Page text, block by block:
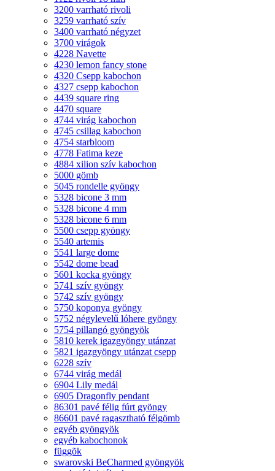
3200 varrható rivoli
3259 varrható szív
3400 varrható négyzet
3700 virágok
4228 Navette
4230 lemon fancy stone
4320 Csepp kabochon
4327 csepp kabochon
4439 square ring
4470 square
4744 virág kabochon
4745 csillag kabochon
4754 starbloom
4778 Fatima keze
4884 xilion szív kabochon
5000 gömb
5045 rondelle gyöngy
5328 bicone 3 mm
5328 bicone 4 mm
5328 bicone 6 mm
5500 csepp gyöngy
5540 artemis
5541 large dome
5542 dome bead
5601 kocka gyöngy
5741 szív gyöngy
5742 szív gyöngy
5750 koponya gyöngy
5752 négylevelű lóhere gyöngy
5754 pillangó gyöngyök
5810 kerek igazgyöngy utánzat
5821 igazgyöngy utánzat csepp
6228 szív
6744 virág medál
6904 Lily medál
6905 Dragonfly pendant
86301 pavé félig fúrt gyöngy
86601 pavé ragasztható félgömb
egyéb gyöngyök
egyéb kabochonok
függõk
swarovski BeCharmed gyöngyök